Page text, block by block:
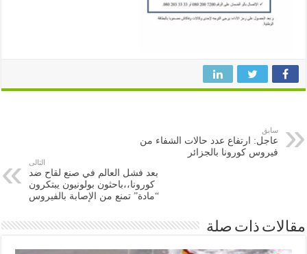
سابق
عاجل: ارتفاع عدد حالات الشفاء من
فيروس كورونا بالجزائر
بعد فشل العالم في صنع لقاح ضد
كورونا،،باحثون بولونيون يبتكرون
“مادة” تمنع من الإصابة بالفيروس
ذات صلة